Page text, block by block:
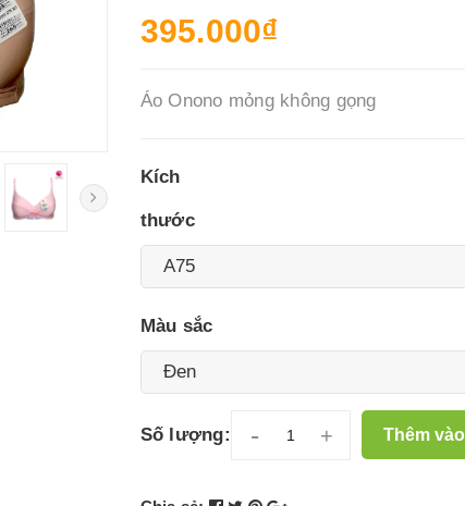
395.000₫
Áo Onono mỏng không gọng
Kích
thước
Màu sắc
Số lượng: - + Thêm